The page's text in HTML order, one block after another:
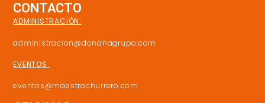
CONTACTO
ADMINISTRACIÓN:
administracion@donanagrupo.com
EVENTOS:
eventos@maestrochurrero.com